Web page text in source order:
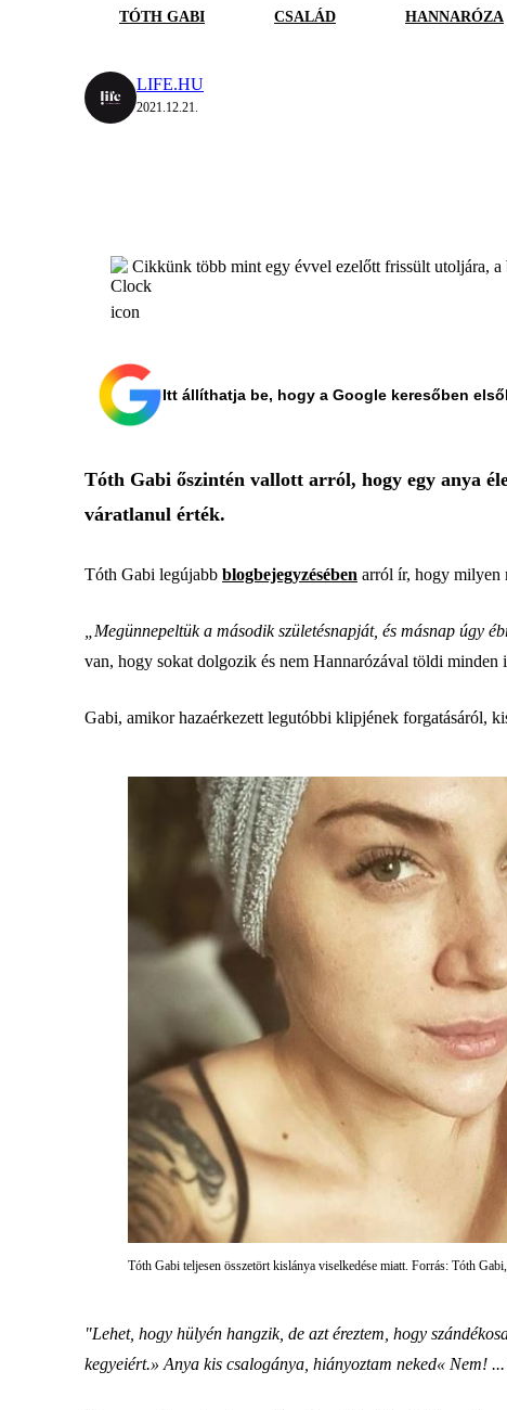
TÓTH GABI CSALÁD HANNARÓZA
LIFE.HU
2021.12.21.
Cikkünk több mint egy évvel ezelőtt frissült utoljára,
Itt állíthatja be, hogy a Google keresőben
Tóth Gabi őszintén vallott arról, hogy egy anya
váratlanul érték.
Tóth Gabi legújabb blogbejegyzésében arról ír, hogy milyen
„Megünnepeltük a második születésnapját, és másnap úgy
van, hogy sokat dolgozik és nem Hannarózával töldi minden
Gabi, amikor hazaérkezett legutóbbi klipjének forgatásáról,
Tóth Gabi teljesen összetört kislánya viselkedése miatt. Forrás: Tóth
"Lehet, hogy hülyén hangzik, de azt éreztem, hogy
kegyeiért.» Anya kis csalogánya, hiányoztam neked« Nem!